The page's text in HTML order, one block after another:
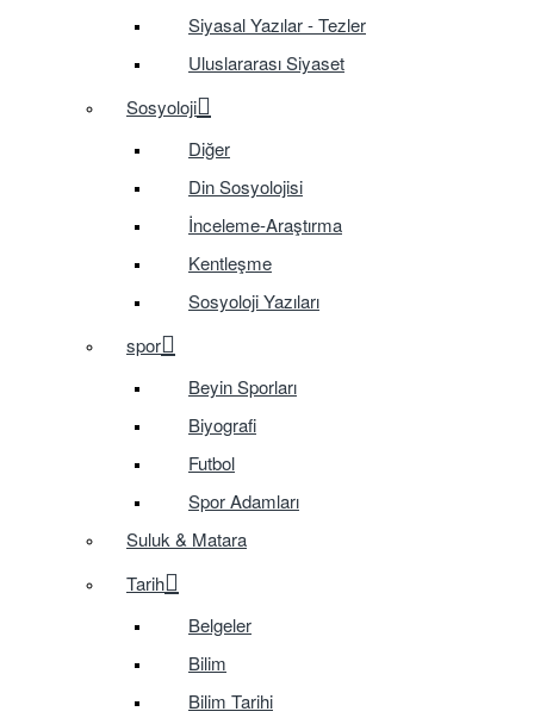
Siyasal Yazılar - Tezler
Uluslararası Siyaset
Sosyoloji
Diğer
Din Sosyolojisi
İnceleme-Araştırma
Kentleşme
Sosyoloji Yazıları
spor
Beyin Sporları
Biyografi
Futbol
Spor Adamları
Suluk & Matara
Tarih
Belgeler
Bilim
Bilim Tarihi